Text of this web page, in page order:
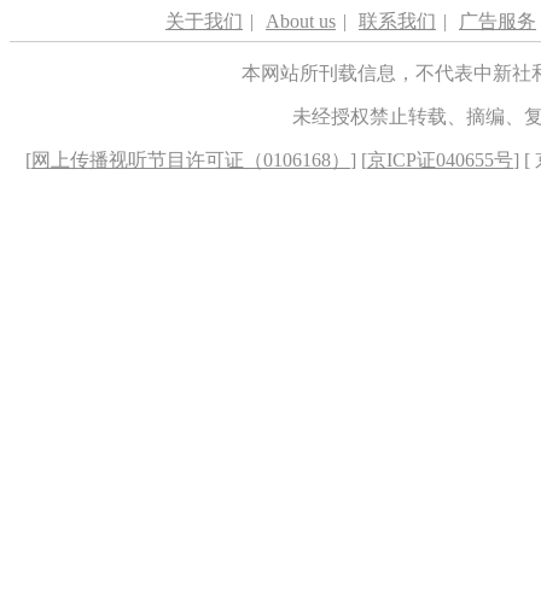
关于我们 | About us | 联系我们 | 广告服务
本网站所刊载信息，不代表中新
未经授权禁止转载、摘编、
[网上传播视听节目许可证（0106168） ] [京ICP证040655号] [